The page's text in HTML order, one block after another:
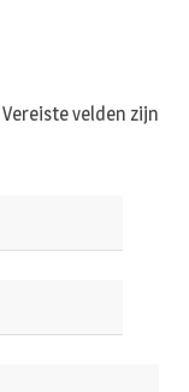
Vereiste velden zijn